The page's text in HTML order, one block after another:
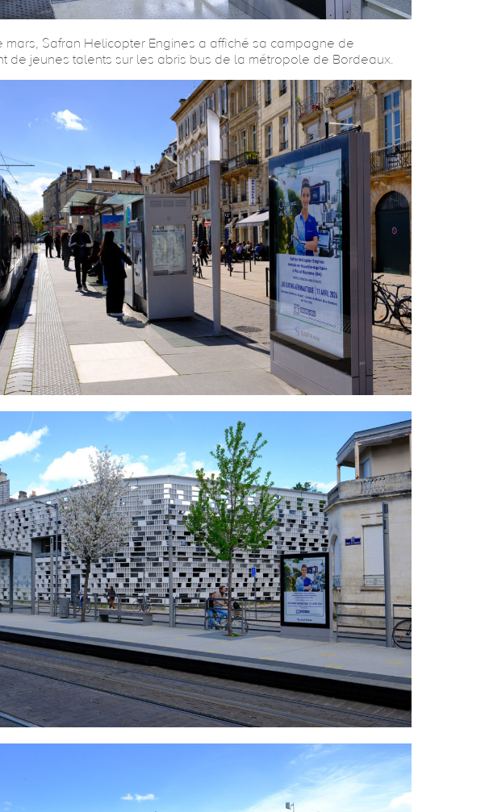
mars, Safran Helicopter Engines a affiché sa campagne de
de jeunes talents sur les abris bus de la métropole de Bordeaux.